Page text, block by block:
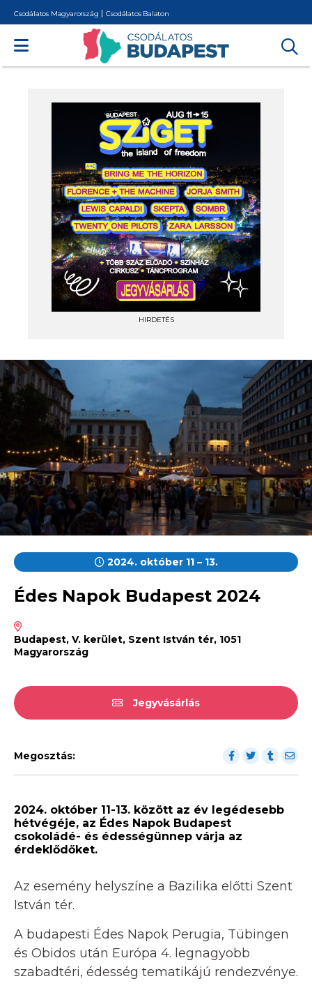
Csodálatos Magyarország Csodálatos Balaton
HIRDETÉS
2024. október 11 – 13.
Édes Napok Budapest 2024
Budapest, V. kerület, Szent István tér, 1051
Magyarország
Jegyvásárlás
Megosztás:
2024. október 11-13. között az év legédesebb
hétvégéje, az Édes Napok Budapest
csokoládé- és édességünnep várja az
érdeklődőket.
Az esemény helyszíne a Bazilika előtti Szent
István tér.
A budapesti Édes Napok Perugia, Tübingen
és Obidos után Európa 4. legnagyobb
szabadtéri, édesség tematikájú rendezvénye.